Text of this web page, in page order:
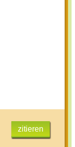
zitieren